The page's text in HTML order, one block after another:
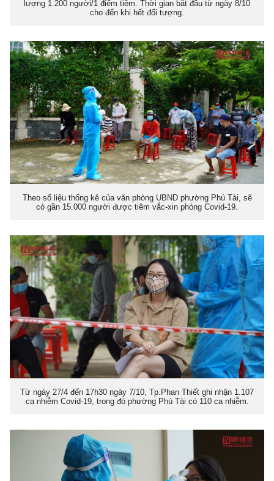
lượng 1.200 người/1 điểm tiêm. Thời gian bắt đầu từ ngày 8/10
cho đến khi hết đối tượng.
Theo số liệu thống kê của văn phòng UBND phường Phú Tài, sẽ
có gần 15.000 người được tiêm vắc-xin phòng Covid-19.
Từ ngày 27/4 đến 17h30 ngày 7/10, Tp.Phan Thiết ghi nhận 1.107
ca nhiễm Covid-19, trong đó phường Phú Tài có 110 ca nhiễm.